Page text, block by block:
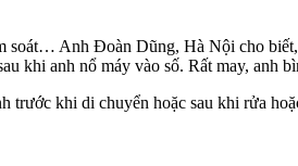
soát… Anh Đoàn Dũng, Hà Nội cho
khi anh nổ máy vào số. Rất may, anh
khi di chuyển hoặc sau khi rửa